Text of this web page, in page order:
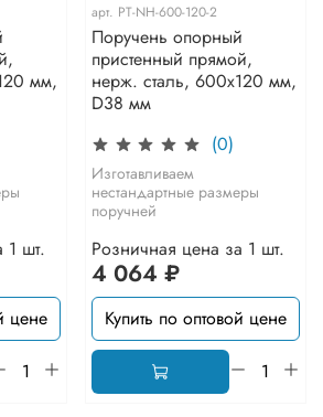
мм,
1 шт.
цене
арт. PT-NH-600-120-2
Поручень опорный
пристенный прямой,
нерж. сталь, 600x120 мм,
D38 мм
(0)
Изготавливаем
нестандартные размеры
поручней
Розничная цена за 1 шт.
4 064 ₽
Купить по оптовой цене